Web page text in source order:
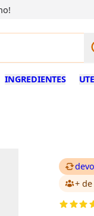
INGREDIENTES
+